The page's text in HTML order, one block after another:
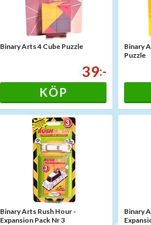
Binary Arts 4 Cube Puzzle
39:-
KÖP
Binary
Puzzle
Binary Arts Rush Hour -
Expansion Pack Nr 3
Binary